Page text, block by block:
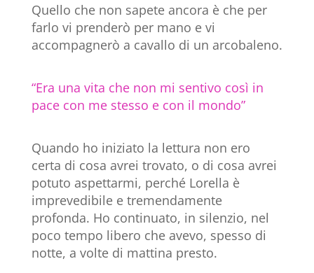
Quello che non sapete ancora è che per
farlo vi prenderò per mano e vi
accompagnerò a cavallo di un arcobaleno.
“Era una vita che non mi sentivo così in
pace con me stesso e con il mondo”
Quando ho iniziato la lettura non ero
certa di cosa avrei trovato, o di cosa avrei
potuto aspettarmi, perché Lorella è
imprevedibile e tremendamente
profonda. Ho continuato, in silenzio, nel
poco tempo libero che avevo, spesso di
notte, a volte di mattina presto.